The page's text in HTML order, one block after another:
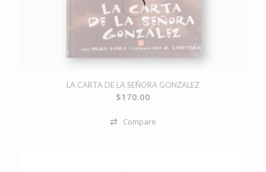
LA CARTA DE LA SEÑORA GONZALEZ
$170.00
Compare